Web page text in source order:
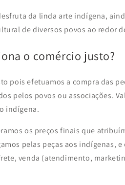
da linda arte indígena,
de diversos povos ao redor
o comércio justo?
pois efetuamos a compra das
pelos povos ou associações.
indígena.
os preços finais que
pelas peças aos indígenas,
venda (atendimento,